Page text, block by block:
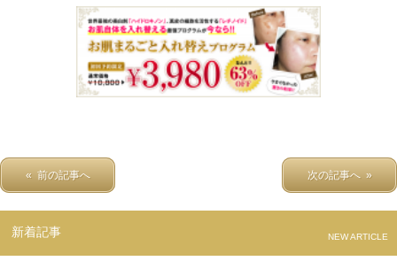
« 前の記事へ 次の記事へ »
新着記事 NEW ARTICLE